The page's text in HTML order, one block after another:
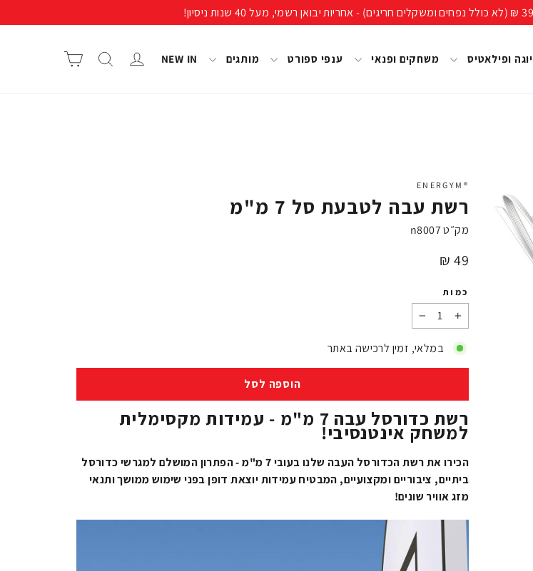
יוגה ופילאטיס משחקים ופנאי ענפי ספורט מותגים NEW IN התחבר/י חיפוש
®ENERGYM
רשת עבה לטבעת סל 7 מ"מ
מק״טn8007
מחיר
49 ₪
כמות
−
+
במלאי, זמין לרכישה באתר
הוספה לסל
רשת כדורסל עבה 7 מ"מ - עמידות מקסימלית
למשחק אינטנסיבי!
הכירו את רשת הכדורסל העבה שלנו בעובי 7 מ"מ - הפתרון המושלם למגרשי כדורסל
ביתיים, ציבוריים ומקצועיים, המבטיח עמידות יוצאת דופן בפני שימוש ממושך ותנאי
מזג אוויר שונים!